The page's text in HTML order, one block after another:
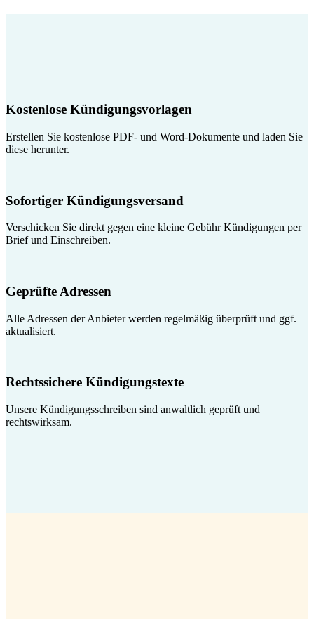
Kostenlose Kündigungsvorlagen
Erstellen Sie kostenlose PDF- und Word-Dokumente und laden Sie
diese herunter.
Sofortiger Kündigungsversand
Verschicken Sie direkt gegen eine kleine Gebühr Kündigungen per
Brief und Einschreiben.
Geprüfte Adressen
Alle Adressen der Anbieter werden regelmäßig überprüft und ggf.
aktualisiert.
Rechtssichere Kündigungstexte
Unsere Kündigungsschreiben sind anwaltlich geprüft und
rechtswirksam.